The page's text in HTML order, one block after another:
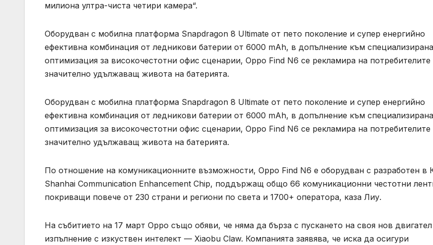
милиона ултра-чиста четири камера“.
Оборудван с мобилна платформа Snapdragon 8 Ultimate от пето поколение и супер енергийно
ефективна комбинация от ледникови батерии от 6000 mAh, в допълнение към специализирана
оптимизация за високочестотни офис сценарии, Oppo Find N6 се рекламира на потребителите
значително удължаващ живота на батерията.
Оборудван с мобилна платформа Snapdragon 8 Ultimate от пето поколение и супер енергийно
ефективна комбинация от ледникови батерии от 6000 mAh, в допълнение към специализирана
оптимизация за високочестотни офис сценарии, Oppo Find N6 се рекламира на потребителите
значително удължаващ живота на батерията.
По отношение на комуникационните възможности, Oppo Find N6 е оборудван с разработен в
Shanhai Communication Enhancement Chip, поддържащ общо 66 комуникационни честотни
покриващи повече от 230 страни и региони по света и 1700+ оператора, каза Лиу.
На събитието на 17 март Oppo също обяви, че няма да бърза с пускането на своя нов двигател
изпълнение с изкуствен интелект — Xiaobu Claw. Компанията заявява, че иска да осигури